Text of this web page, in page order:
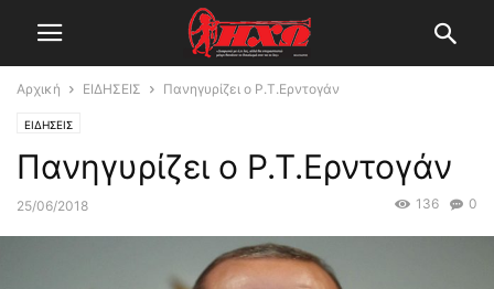
Αρχική ΕΙΔΗΣΕΙΣ Πανηγυρίζει ο Ρ.Τ.Ερντογάν
ΕΙΔΗΣΕΙΣ
Πανηγυρίζει ο Ρ.Τ.Ερντογάν
25/06/2018 0
136